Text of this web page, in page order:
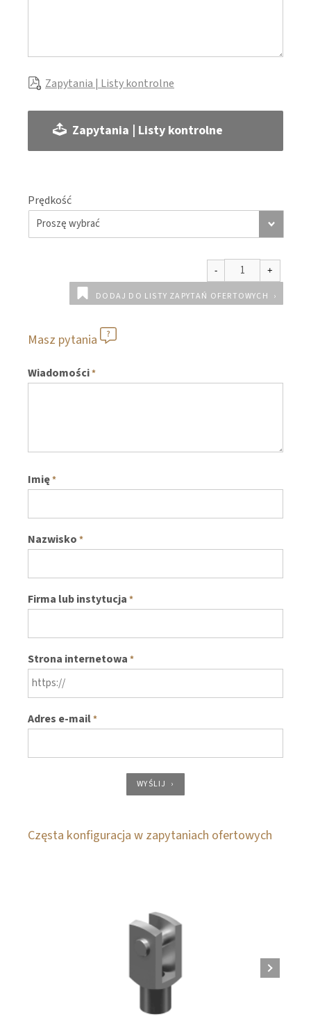
Zapytania | Listy kontrolne
Zapytania | Listy kontrolne
Prędkość
DODAJ DO LISTY ZAPYTAŃ OFERTOWYCH
Masz pytania
Wiadomości*
Imię*
Nazwisko *
Firma lub instytucja *
Strona internetowa *
Adres e-mail*
WYŚLIJ
Częsta konfiguracja w zapytaniach ofertowych